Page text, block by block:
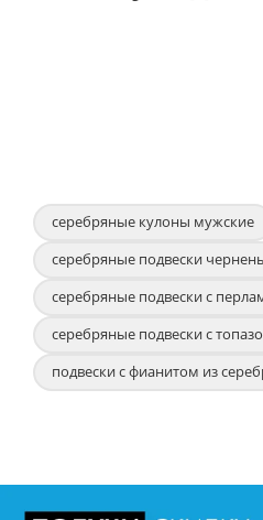
серебряные кулоны мужские
серебряные подвески
серебряные подвески с
серебряные подвески с
подвески с фианитом из